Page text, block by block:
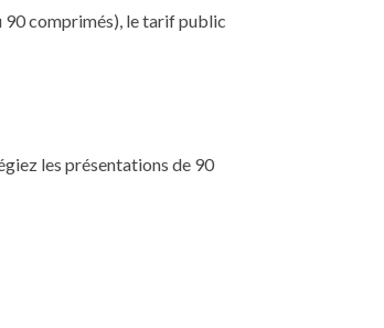
90 comprimés), le tarif public
les présentations de 90